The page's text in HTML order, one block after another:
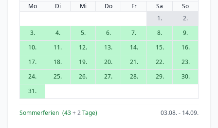
Mo Di Mi Do Fr Sa
So
1.
2.
3.
4. 5. 6. 7. 8.
9.
10.
11. 12. 13. 14. 15.
16.
17.
18. 19. 20. 21. 22.
23.
24.
25. 26. 27. 28. 29.
30.
31.
Sommerferien (43+ 2Tage) 03.08. - 14.09.